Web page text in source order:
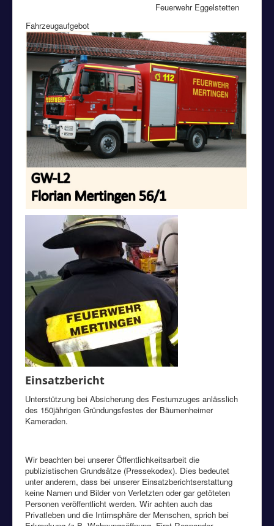
Feuerwehr Eggelstetten
Fahrzeugaufgebot
Einsatzbericht
Unterstützung bei Absicherung des Festumzuges anlässlich
des 150jährigen Gründungsfestes der Bäumenheimer
Kameraden.
Wir beachten bei unserer Öffentlichkeitsarbeit die
publizistischen Grundsätze (Pressekodex). Dies bedeutet
unter anderem, dass bei unserer Einsatzberichtserstattung
keine Namen und Bilder von Verletzten oder gar getöteten
Personen veröffentlicht werden. Wir achten auch das
Privatleben und die Intimsphäre der Menschen, sprich bei